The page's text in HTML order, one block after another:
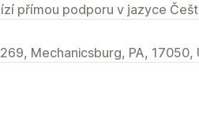
přímou podporu v jazyce
Mechanicsburg, PA, 17050,